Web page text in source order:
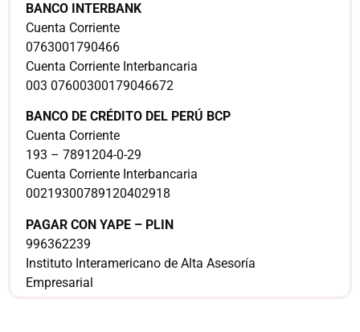
BANCO INTERBANK
Cuenta Corriente
0763001790466
Cuenta Corriente Interbancaria
003 07600300179046672
BANCO DE CRÉDITO DEL PERÚ BCP
Cuenta Corriente
193 – 7891204-0-29
Cuenta Corriente Interbancaria
00219300789120402918
PAGAR CON YAPE – PLIN
996362239
Instituto Interamericano de Alta Asesoría
Empresarial